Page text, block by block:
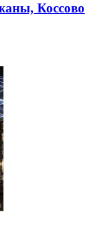
Коссово